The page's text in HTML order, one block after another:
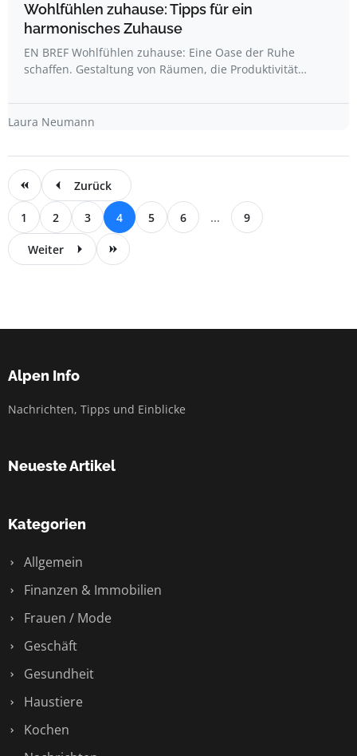
Wohlfühlen zuhause: Tipps für ein
harmonisches Zuhause
EN BREF Wohlfühlen zuhause: Eine Oase der Ruhe
schaffen. Gestaltung von Räumen, die Produktivität…
Laura Neumann
Zurück
1 2 3 4 5 6 ... 9
Weiter
Alpen Info
Nachrichten, Tipps und Einblicke
Neueste Artikel
Kategorien
Allgemein
Finanzen & Immobilien
Frauen / Mode
Geschäft
Gesundheit
Haustiere
Kochen